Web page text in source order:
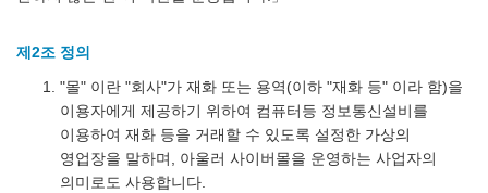
제2조 정의
"몰" 이란 "회사"가 재화 또는 용역(이하 "재화 등" 이라 함)을
이용자에게 제공하기 위하여 컴퓨터등 정보통신설비를
이용하여 재화 등을 거래할 수 있도록 설정한 가상의
영업장을 말하며, 아울러 사이버몰을 운영하는 사업자의
의미로도 사용합니다.